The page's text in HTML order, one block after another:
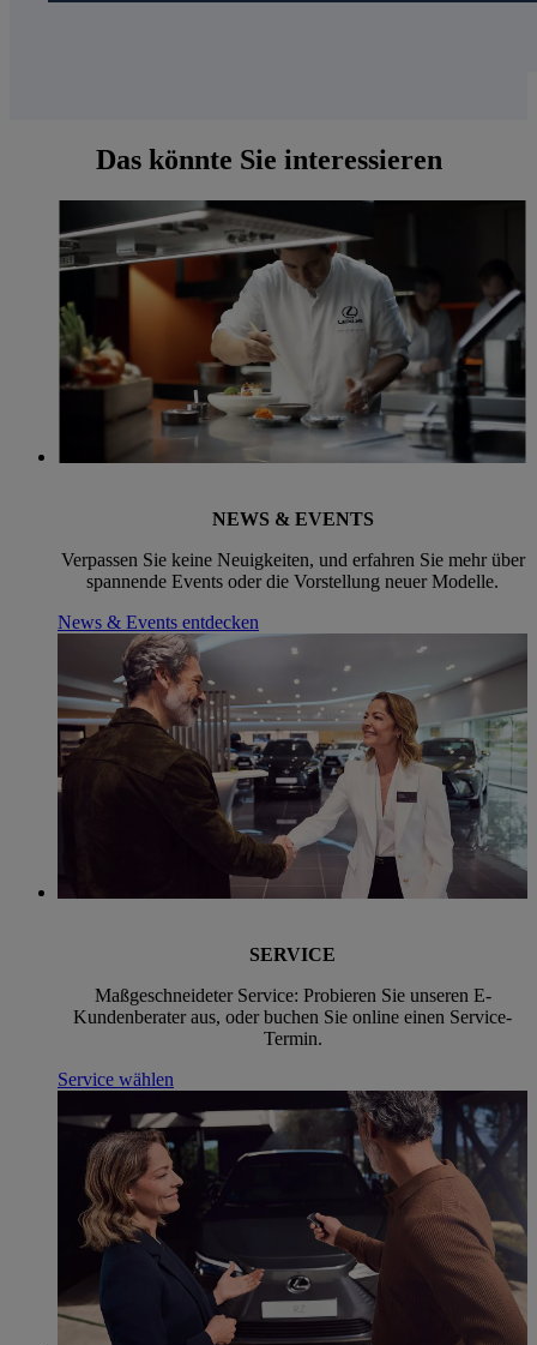
Das könnte Sie interessieren
NEWS & EVENTS
Verpassen Sie keine Neuigkeiten, und erfahren Sie mehr über
spannende Events oder die Vorstellung neuer Modelle.
News & Events entdecken
SERVICE
Maßgeschneideter Service: Probieren Sie unseren E-
Kundenberater aus, oder buchen Sie online einen Service-
Termin.
Service wählen